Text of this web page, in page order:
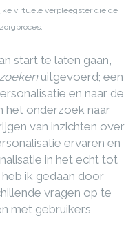
virtuele verpleegster die de
start te laten gaan,
uitgevoerd; een
en naar de
het onderzoek naar
van inzichten over
ervaren en
in het echt tot
ik gedaan door
vragen op te
met gebruikers